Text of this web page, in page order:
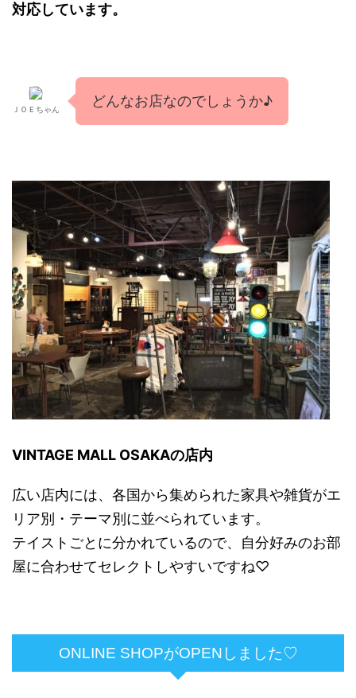
対応しています。
ＪＯＥちゃん
どんなお店なのでしょうか♪
VINTAGE MALL OSAKAの店内
広い店内には、各国から集められた家具や雑貨がエ
リア別・テーマ別に並べられています。
テイストごとに分かれているので、自分好みのお部
屋に合わせてセレクトしやすいですね♡
ONLINE SHOPがOPENしました♡